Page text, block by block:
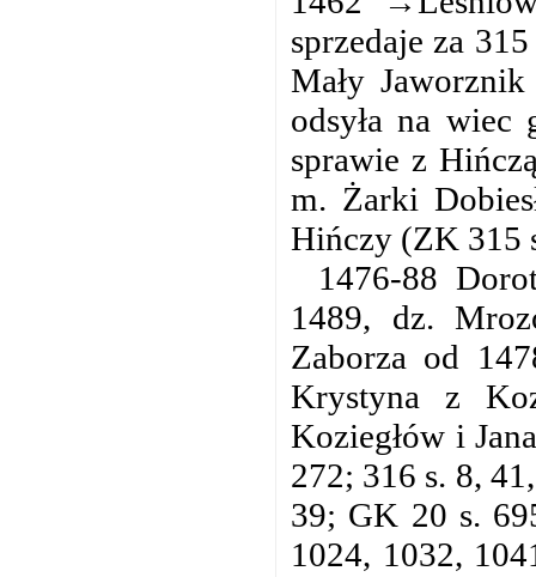
sprzedaje za
Mały
odsyła na wiec
sprawie z
m. Żarki
Hińczy (ZK 315
1476-88
1489, dz.
Zaborza od
Krystyna z
Koziegłów i
272; 316 s. 8,
39; GK 20 s.
1024, 1032,